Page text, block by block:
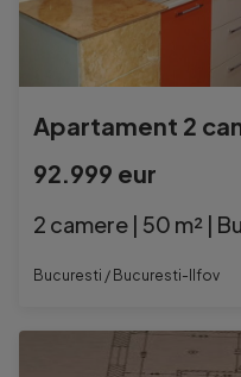
92.999 eur
2 camere | 50 m² |
Bucuresti / Bucuresti-Ilfov